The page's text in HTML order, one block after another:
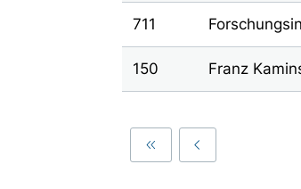
711
150 Franz
First Previous